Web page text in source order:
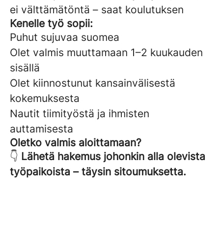
ei välttämätöntä – saat koulutuksen
Kenelle työ sopii:
Puhut sujuvaa suomea
Olet valmis muuttamaan 1–2 kuukauden
sisällä
Olet kiinnostunut kansainvälisestä
kokemuksesta
Nautit tiimityöstä ja ihmisten
auttamisesta
Oletko valmis aloittamaan?
👇 Lähetä hakemus johonkin alla olevista
työpaikoista – täysin sitoumuksetta.